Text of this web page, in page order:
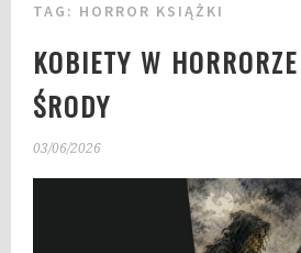
TAG: HORROR KSIĄŻKI
KOBIETY W
ŚRODY
03/06/2026